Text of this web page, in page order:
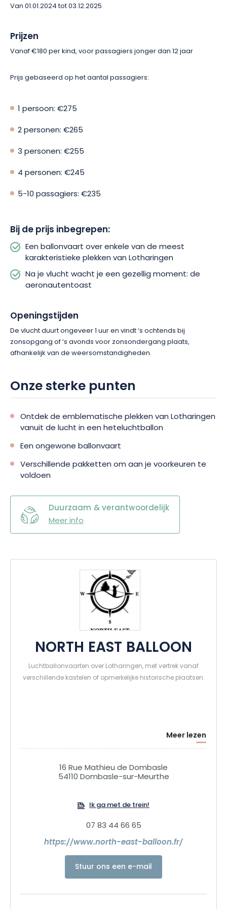
Dus ga je gang en boek nu je heteluchtballonvaart met North
Van 01.01.2024 tot 03.12.2025
Prijzen
Vanaf €180 per kind, voor passagiers jonger dan 12 jaar
Prijs gebaseerd op het aantal passagiers:
1 persoon: €275
2 personen: €265
3 personen: €255
4 personen: €245
5-10 passagiers: €235
Bij de prijs inbegrepen:
Een ballonvaart over enkele van de meest
karakteristieke plekken van Lotharingen
Na je vlucht wacht je een gezellig moment: de
aeronautentoast
Openingstijden
De vlucht duurt ongeveer 1 uur en vindt ‘s ochtends bij
zonsopgang of ‘s avonds voor zonsondergang plaats,
afhankelijk van de weersomstandigheden.
Onze sterke punten
Ontdek de emblematische plekken van Lotharingen
vanuit de lucht in een heteluchtballon
Een ongewone ballonvaart
Verschillende pakketten om aan je voorkeuren te
voldoen
Duurzaam & verantwoordelijk
Meer info
NORTH EAST BALLOON
Luchtballonvaarten over Lotharingen, met vertrek vanaf
verschillende kastelen of opmerkelijke historische plaatsen.
Meer lezen
16 Rue Mathieu de Dombasle
54110 Dombasle-sur-Meurthe
Ik ga met de trein!
07 83 44 66 65
https://www.north-east-balloon.fr/
Stuur ons een e-mail